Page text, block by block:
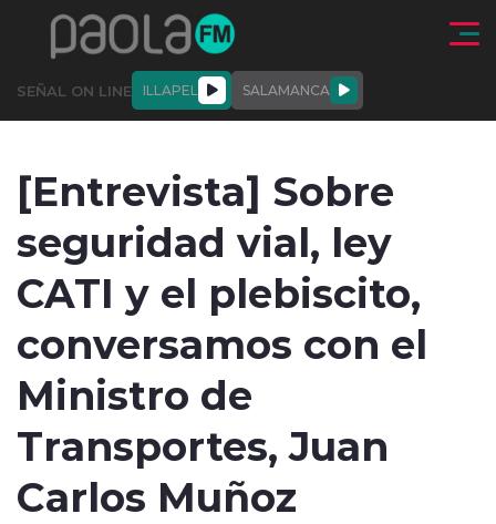
Click acá para ir directamente al contenido
SEÑAL ON LINE ILLAPEL SALAMANCA
ACTUALIDAD
modo claro
[Entrevista] Sobre
seguridad vial, ley
CATI y el plebiscito,
conversamos con el
Ministro de
Transportes, Juan
Carlos Muñoz